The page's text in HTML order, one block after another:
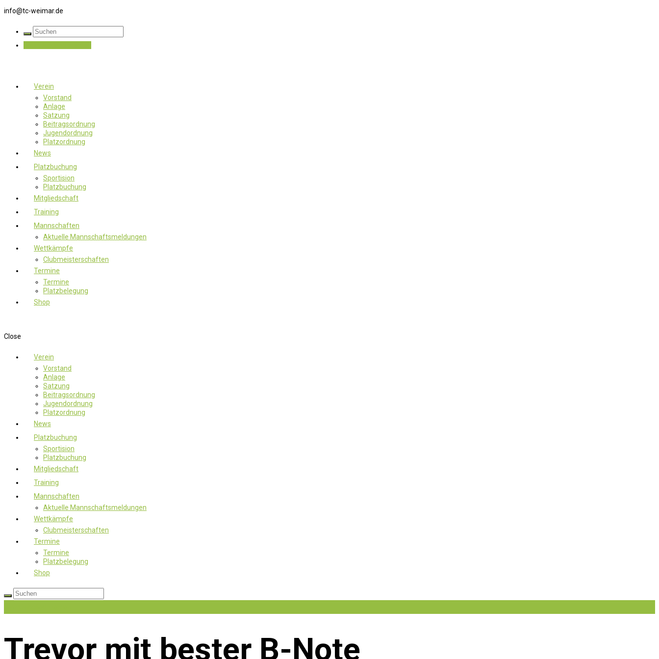
info@tc-weimar.de
Verein
Vorstand
Anlage
Satzung
Beitragsordnung
Jugendordnung
Platzordnung
News
Platzbuchung
Sportision
Platzbuchung
Mitgliedschaft
Training
Mannschaften
Aktuelle Mannschaftsmeldungen
Wettkämpfe
Clubmeisterschaften
Termine
Termine
Platzbelegung
Shop
Close
Verein
Vorstand
Anlage
Satzung
Beitragsordnung
Jugendordnung
Platzordnung
News
Platzbuchung
Sportision
Platzbuchung
Mitgliedschaft
Training
Mannschaften
Aktuelle Mannschaftsmeldungen
Wettkämpfe
Clubmeisterschaften
Termine
Termine
Platzbelegung
Shop
Trevor mit bester B-Note